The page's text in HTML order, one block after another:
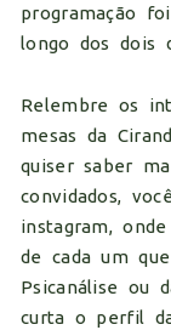
programação
longo dos dois
Relembre os
mesas da
quiser saber
convidados,
instagram,
de cada um
Psicanálise ou
curta o perfil